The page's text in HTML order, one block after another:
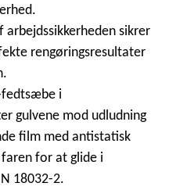
sikrer
rengøringsresultater
fedtsæbe i
gulvene mod udludning
film med antistatisk
for at glide i
18032-2.